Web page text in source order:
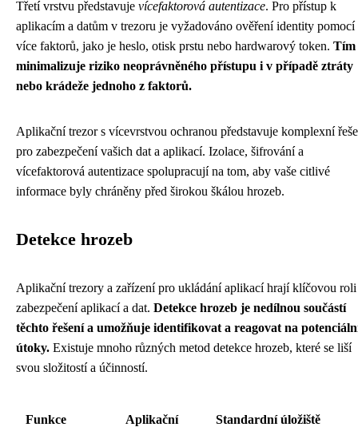
Třetí vrstvu představuje vícefaktorová autentizace. Pro přístup k
aplikacím a datům v trezoru je vyžadováno ověření identity pomocí
více faktorů, jako je heslo, otisk prstu nebo hardwarový token. Tím
minimalizuje riziko neoprávněného přístupu i v případě ztráty
nebo krádeže jednoho z faktorů.
Aplikační trezor s vícevrstvou ochranou představuje komplexní
pro zabezpečení vašich dat a aplikací. Izolace, šifrování a
vícefaktorová autentizace spolupracují na tom, aby vaše citlivé
informace byly chráněny před širokou škálou hrozeb.
Detekce hrozeb
Aplikační trezory a zařízení pro ukládání aplikací hrají klíčovou
zabezpečení aplikací a dat. Detekce hrozeb je nedílnou součástí
těchto řešení a umožňuje identifikovat a reagovat na
útoky. Existuje mnoho různých metod detekce hrozeb, které se liší
svou složitostí a účinností.
Funkce
Aplikační
Standardní úložiště